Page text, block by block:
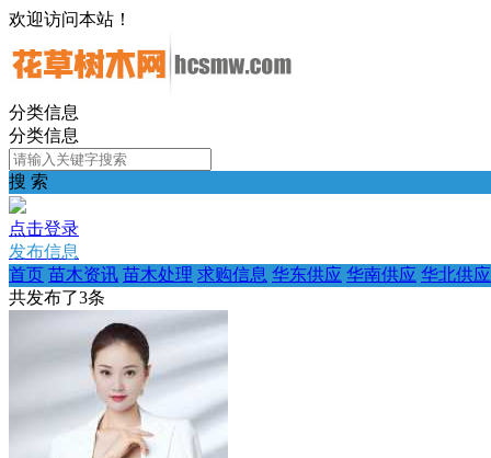
欢迎访问本站！
分类信息
分类信息
搜 索
点击登录
发布信息
首页 苗木资讯 苗木处理 求购信息 华东供应 华南供应 华北供应
共发布了3条